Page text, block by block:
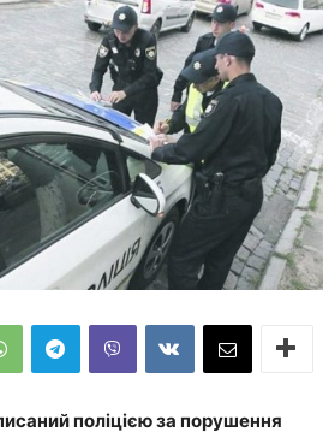
поліцією за порушення